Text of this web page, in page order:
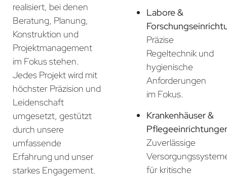
realisiert, bei denen
Beratung, Planung,
Konstruktion und
Projektmanagement
im Fokus stehen.
Jedes Projekt wird mit
höchster Präzision und
Leidenschaft
umgesetzt, gestützt
durch unsere
umfassende
Erfahrung und unser
starkes Engagement.
Labore &
Präzise
Regeltechnik und
hygienische
Anforderungen
im Fokus.
Krankenhäuser &
Zuverlässige
für kritische